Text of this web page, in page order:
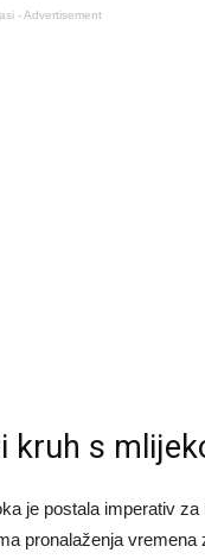
- Advertisement
kruh s
je postala imperativ
pronalaženja